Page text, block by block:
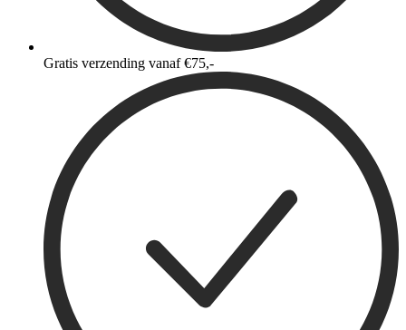
Gratis verzending vanaf €75,-